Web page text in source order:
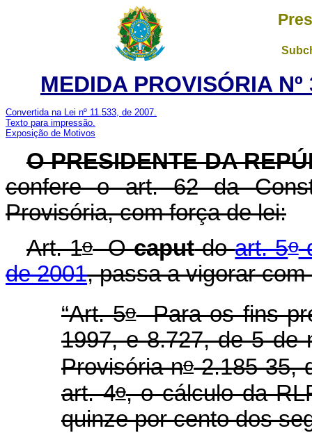
MEDIDA PROVISÓRIA
Convertida na Lei nº 11.533, de 2007.
Texto para impressão.
Exposição de Motivos
O PRESIDENTE DA
confere o art. 62 da
Provisória, com força de lei:
Art. 1oOcaputdoart. 5o
de 2001, passa a vigorar
“Art. 5oPara os fins
1997, e 8.727, de 5 de
Provisória no2.185-35,
art. 4o, o cálculo da
quinze por cento dos